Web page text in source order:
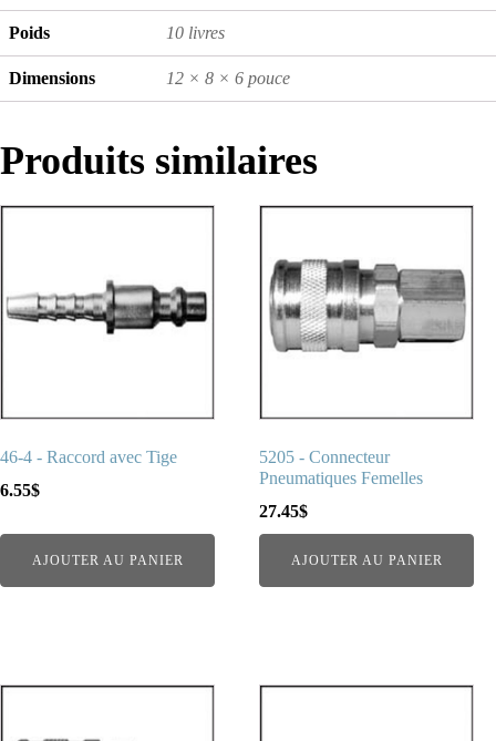
Poids 10 livres
Dimensions 12 × 8 × 6 pouce
Produits similaires
46-4 - Raccord avec Tige
6.55$
AJOUTER AU PANIER
5205 - Connecteur
Pneumatiques Femelles
27.45$
AJOUTER AU PANIER